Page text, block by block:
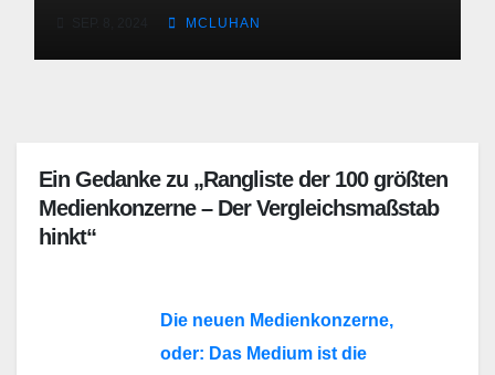
MCLUHAN
Ein Gedanke zu „Rangliste der 100 größten
Medienkonzerne – Der Vergleichsmaßstab
hinkt“
Die neuen Medienkonzerne,
oder: Das Medium ist die